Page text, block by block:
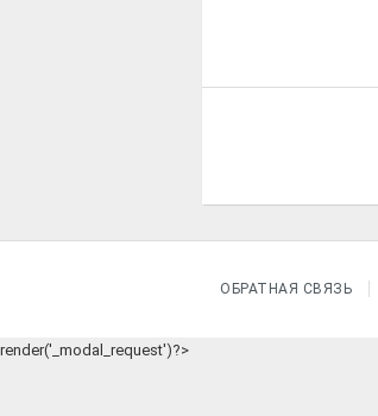
ОБРАТНАЯ СВЯЗЬ
render('_modal_request')?>